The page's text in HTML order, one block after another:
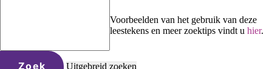
Voorbeelden van het gebruik van deze
leestekens en meer zoektips vindt u hier.
Zoek
Uitgebreid zoeken